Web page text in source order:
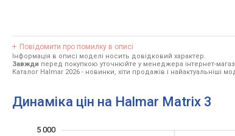
Повідомити про помилку в описі
Інформація в описі моделі носить довідковий характер.
Завжди перед покупкою уточнюйте у менеджера інтернет-
Каталог Halmar 2026 - новинки, хіти продажів і найактуальніші
Динаміка цін на Halmar Matrix 3
5 000